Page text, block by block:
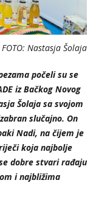
FOTO: Nastasja Šolaja
počeli su se
iz Bačkog Novog
Šolaja sa svojom
slučajno. On
Nadi, na čijem je
koja najbolje
dobre stvari rađaju
i najbližima